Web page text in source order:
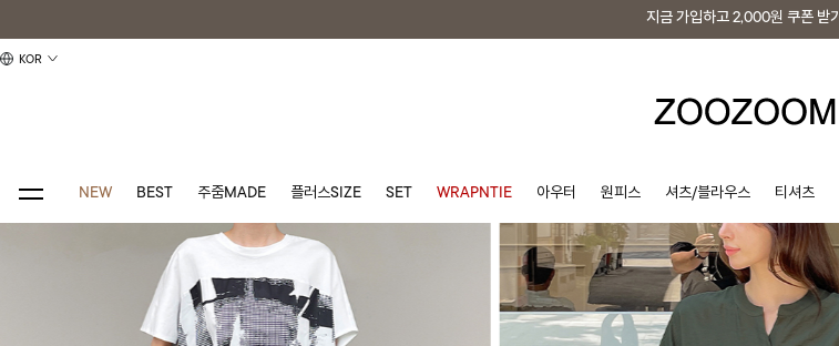
지금 가입하고 2,000원 쿠폰 받기
KOR
NEW BEST 주줌MADE 플러스SIZE SET WRAPNTIE 아우터 원피스 셔츠/블라우스 티셔츠